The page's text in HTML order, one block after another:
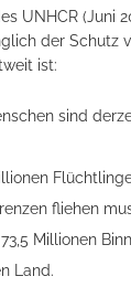
UNHCR (Juni
der Schutz
ist:
sind
fliehen
Millionen
Land.